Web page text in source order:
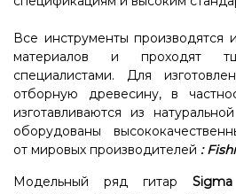
Все инструменты производятся
материалов и проходят
специалистами. Для
отборную древесину, в
изготавливаются из
оборудованы
от мировых производителей :
Модельный ряд гитар Sigma